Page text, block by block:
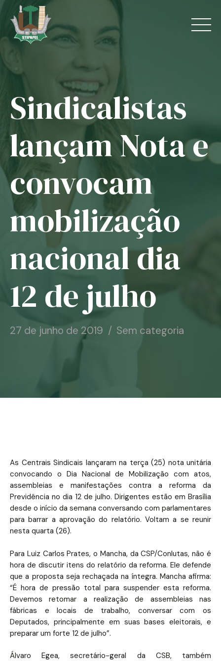
content
Jurídico
Convênios
Notícias
Associe-se
Sindicalistas
lançam Nota e
convocam
mobilização
nacional dia
12 de julho
27 de junho de 2019 Sem categoria
As Centrais Sindicais lançaram na terça (25) nota unitária
convocando o Dia Nacional de Mobilização com atos,
assembleias e manifestações contra a reforma da
Previdência no dia 12 de julho. Dirigentes estão em Brasília
desde o início da semana conversando com parlamentares
para barrar a aprovação do relatório. Voltam a se reunir
nesta quarta (26).
Para Luiz Carlos Prates, o Mancha, da CSP/Conlutas, não é
hora de discutir itens do relatório da reforma. Ele defende
que a proposta seja rechaçada na íntegra. Mancha afirma:
“É hora de pressão total para suspender esta reforma.
Devemos retomar a realização de assembleias nas
fábricas e locais de trabalho, conversar com os
Deputados, principalmente em suas bases eleitorais, e
preparar um forte 12 de julho”.
Álvaro Egea, secretário-geral da CSB, também